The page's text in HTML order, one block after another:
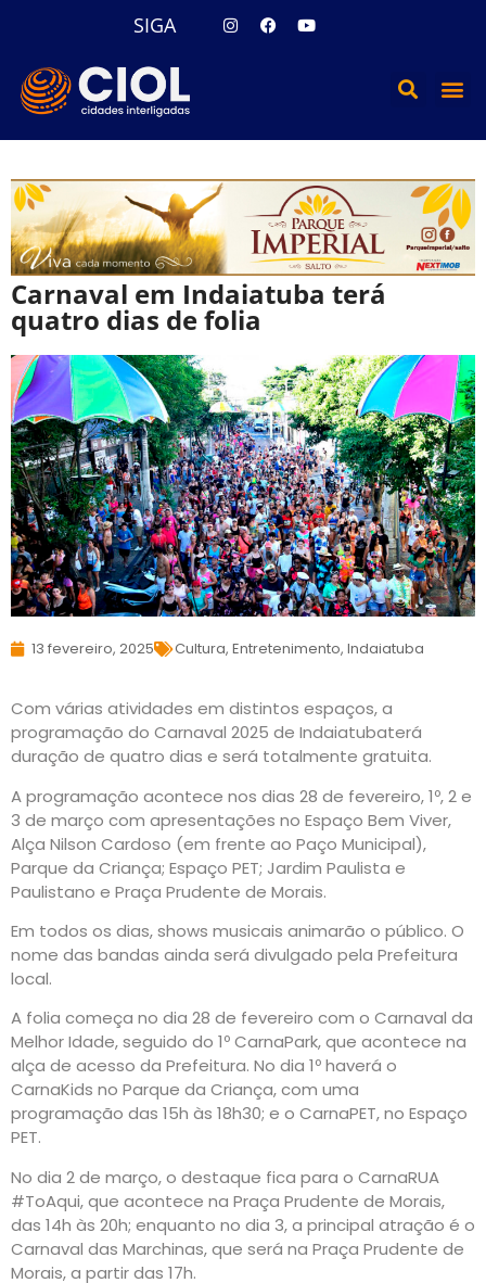
SIGA
Carnaval em Indaiatuba terá
quatro dias de folia
13 fevereiro, 2025 Cultura, Entretenimento, Indaiatuba
Com várias atividades em distintos espaços, a
programação do Carnaval 2025 de Indaiatubaterá
duração de quatro dias e será totalmente gratuita.
A programação acontece nos dias 28 de fevereiro, 1º, 2 e
3 de março com apresentações no Espaço Bem Viver,
Alça Nilson Cardoso (em frente ao Paço Municipal),
Parque da Criança; Espaço PET; Jardim Paulista e
Paulistano e Praça Prudente de Morais.
Em todos os dias, shows musicais animarão o público. O
nome das bandas ainda será divulgado pela Prefeitura
local.
A folia começa no dia 28 de fevereiro com o Carnaval da
Melhor Idade, seguido do 1º CarnaPark, que acontece na
alça de acesso da Prefeitura. No dia 1º haverá o
CarnaKids no Parque da Criança, com uma
programação das 15h às 18h30; e o CarnaPET, no Espaço
PET.
No dia 2 de março, o destaque fica para o CarnaRUA
#ToAqui, que acontece na Praça Prudente de Morais,
das 14h às 20h; enquanto no dia 3, a principal atração é o
Carnaval das Marchinas, que será na Praça Prudente de
Morais, a partir das 17h.